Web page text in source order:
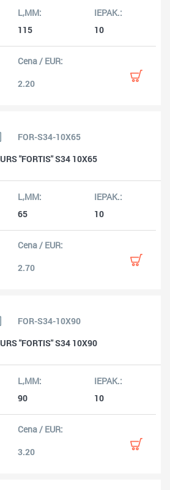
115 10
2.20
FOR-S34-10X65
"FORTIS" S34 10X65
65 10
2.70
FOR-S34-10X90
"FORTIS" S34 10X90
90 10
3.20